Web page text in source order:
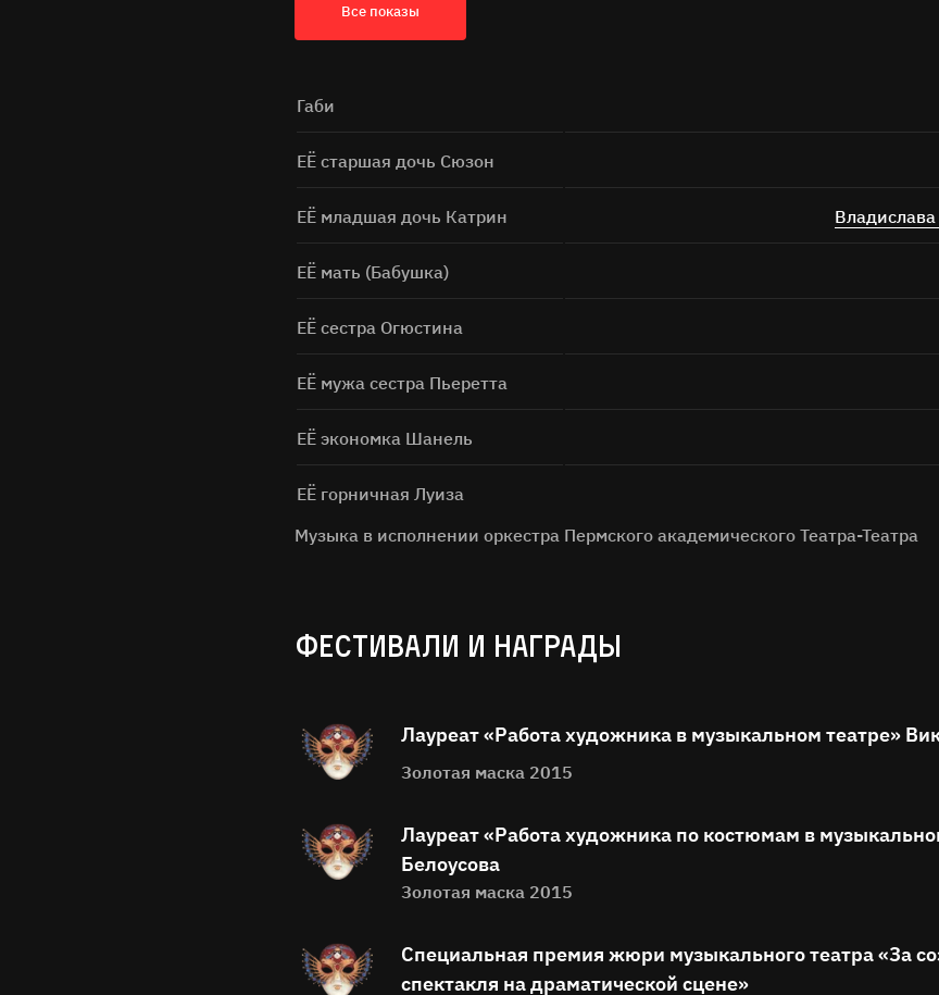
Все показы
Габи
ЕЁ старшая дочь Сюзон
ЕЁ младшая дочь Катрин
ЕЁ мать (Бабушка)
ЕЁ сестра Огюстина
ЕЁ мужа сестра Пьеретта
ЕЁ экономка Шанель
ЕЁ горничная Луиза
Музыка в исполнении оркестра Пермского академического Театра-Театра
ФЕСТИВАЛИ И НАГРАДЫ
Лауреат «Работа художника в музыкальном театре»
Золотая маска 2015
Лауреат «Работа художника по костюмам в
Белоусова
Золотая маска 2015
Специальная премия жюри музыкального театра «За
спектакля на драматической сцене»